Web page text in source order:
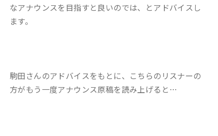
なアナウンスを目指すと良いのでは、とアドバイスし
ます。
駒田さんのアドバイスをもとに、こちらのリスナーの
方がもう一度アナウンス原稿を読み上げると…